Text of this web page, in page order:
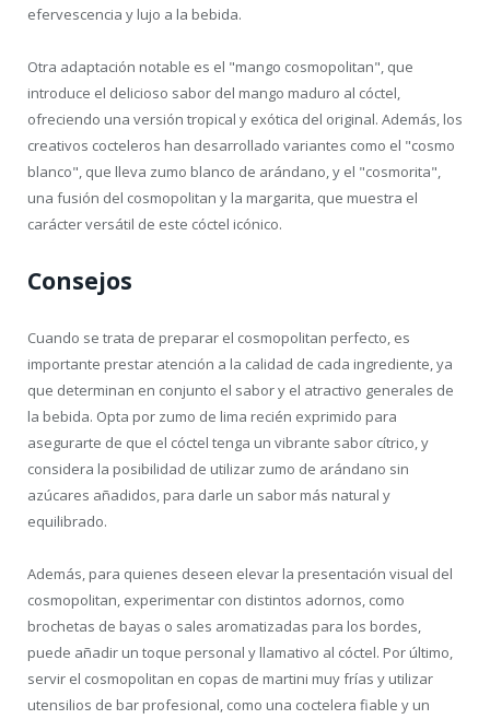
efervescencia y lujo a la bebida.
Otra adaptación notable es el "mango cosmopolitan", que
introduce el delicioso sabor del mango maduro al cóctel,
ofreciendo una versión tropical y exótica del original. Además, los
creativos cocteleros han desarrollado variantes como el "cosmo
blanco", que lleva zumo blanco de arándano, y el "cosmorita",
una fusión del cosmopolitan y la margarita, que muestra el
carácter versátil de este cóctel icónico.
Consejos
Cuando se trata de preparar el cosmopolitan perfecto, es
importante prestar atención a la calidad de cada ingrediente, ya
que determinan en conjunto el sabor y el atractivo generales de
la bebida. Opta por zumo de lima recién exprimido para
asegurarte de que el cóctel tenga un vibrante sabor cítrico, y
considera la posibilidad de utilizar zumo de arándano sin
azúcares añadidos, para darle un sabor más natural y
equilibrado.
Además, para quienes deseen elevar la presentación visual del
cosmopolitan, experimentar con distintos adornos, como
brochetas de bayas o sales aromatizadas para los bordes,
puede añadir un toque personal y llamativo al cóctel. Por último,
servir el cosmopolitan en copas de martini muy frías y utilizar
utensilios de bar profesional, como una coctelera fiable y un